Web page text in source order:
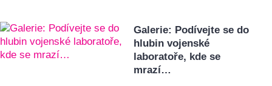
Galerie: Podívejte se do
hlubin vojenské
laboratoře, kde se
mrazí…